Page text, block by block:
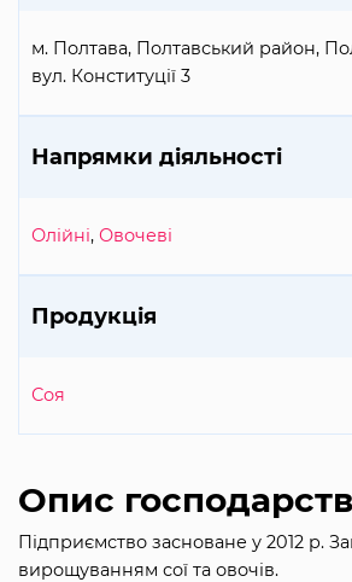
м. Полтава, Полтавський район,
вул. Конституції 3
Напрямки діяльності
Олійні, Овочеві
Продукція
Соя
Опис
Підприємство засноване у 2012 р.
вирощуванням сої та овочів.